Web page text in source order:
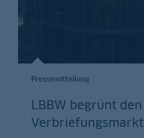
Pressemitteilung
LBBW begrünt den
Verbriefungsmarkt